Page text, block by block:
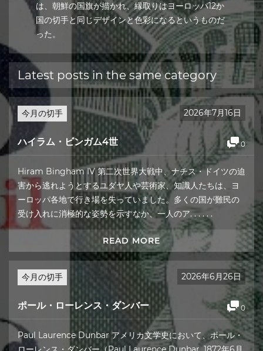
は、朝鮮の国旗が描かれ、縁取りはヨーロッパ12か
国の切手と同じデザインと色彩になるというものだ
った。
Latest posts in the same category
今月の切手 2026年7月16日
ハイラム・ビンガム4世 0
Hiram Bingham IV 第二次世界大戦中、ナチス・ドイツの迫
害から逃れようとするユダヤ人や芸術家、知識人たちは、ヨ
ーロッパ各地で行き場を失っていました。多くの国が難民の
受け入れに消極的な姿勢を示すなか、一人のア. . . . . .
READ MORE
今月の切手 2026年6月26日
ポール・ローレンス・ダンバー 0
Paul Laurence Dunbar アメリカ文学史において、ポール・